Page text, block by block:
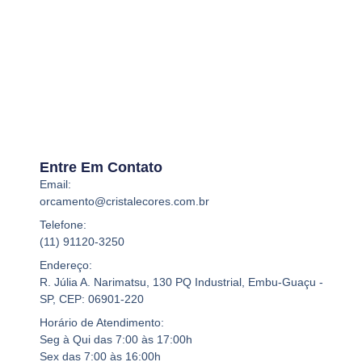
Entre Em Contato
Email:
orcamento@cristalecores.com.br
Telefone:
(11) 91120-3250
Endereço:
R. Júlia A. Narimatsu, 130 PQ Industrial, Embu-Guaçu -
SP, CEP: 06901-220
Horário de Atendimento:
Seg à Qui das 7:00 às 17:00h
Sex das 7:00 às 16:00h